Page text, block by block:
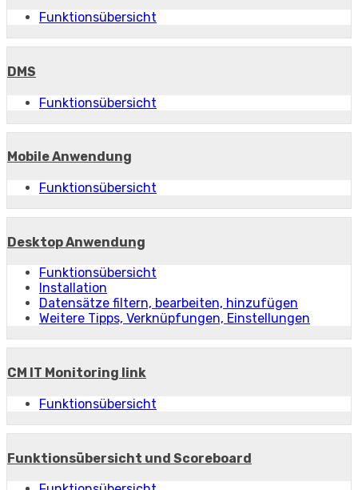
Funktionsübersicht
DMS
Funktionsübersicht
Mobile Anwendung
Funktionsübersicht
Desktop Anwendung
Funktionsübersicht
Installation
Datensätze filtern, bearbeiten, hinzufügen
Weitere Tipps, Verknüpfungen, Einstellungen
CM IT Monitoring link
Funktionsübersicht
Funktionsübersicht und Scoreboard